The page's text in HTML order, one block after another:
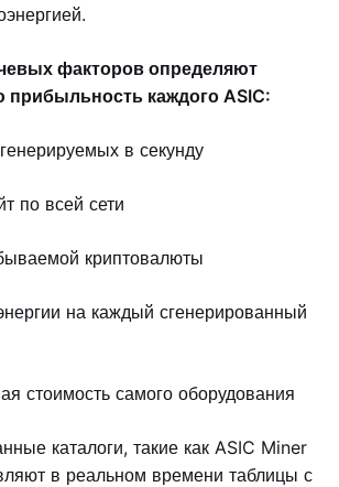
факторов определяют
прибыльность каждого ASIC:
в секунду
по всей сети
криптовалюты
на каждый сгенерированный
стоимость самого оборудования
каталоги, такие как ASIC Miner
в реальном времени таблицы с